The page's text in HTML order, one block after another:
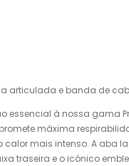
articulada e banda de
essencial à nossa
máxima
mais intenso. A
traseira e o icónico